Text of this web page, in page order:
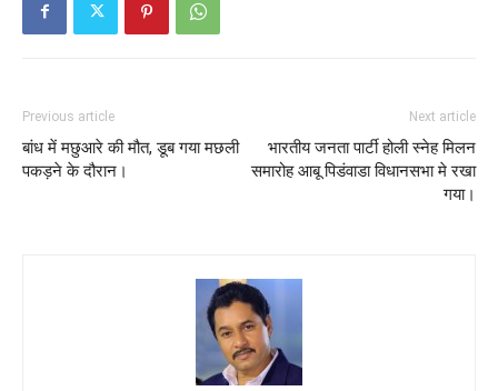
Previous article
बांध में मछुआरे की मौत, डूब गया मछली
पकड़ने के दौरान।
Next article
भारतीय जनता पार्टी होली स्नेह मिलन
समारोह आबू पिडंवाडा विधानसभा मे रखा
गया।